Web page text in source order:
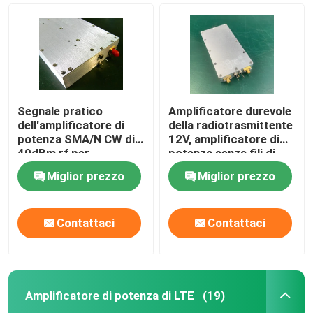
Casa
Segnale pratico
dell'amplificatore di
potenza SMA/N CW di
40dBm rf per
l'emittente di disturbo
di GPSMiglior prezzo
Contattaci
Amplificatore durevole
della radiotrasmittente
12V, amplificatore di
potenza senza fili di
COFDM
Miglior prezzo
Contattaci
Amplificatore di potenza di LTE (19)